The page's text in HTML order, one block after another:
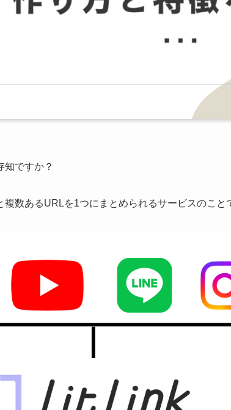
知ですか？
複数あるURLを1つにまとめられるサービスのこと